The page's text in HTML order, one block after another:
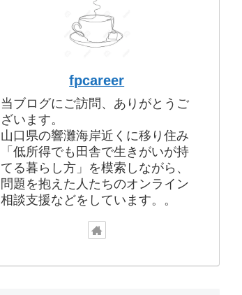
fpcareer
当ブログにご訪問、ありがとうご
ざいます。
山口県の響灘海岸近くに移り住み
「低所得でも田舎で生きがいが持
てる暮らし方」を模索しながら、
問題を抱えた人たちのオンライン
相談支援などをしています。。